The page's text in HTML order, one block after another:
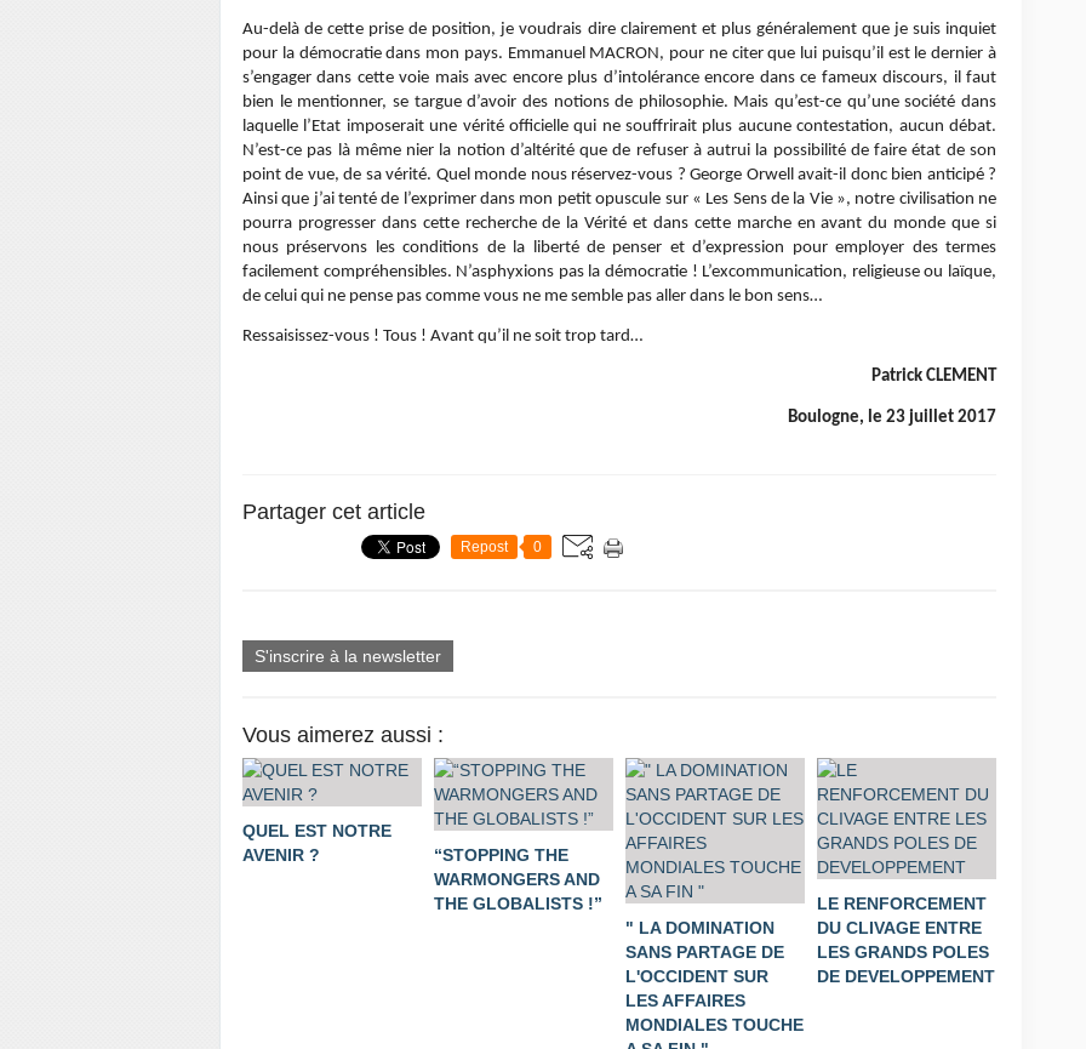
Au-delà de cette prise de position, je voudrais dire clairement et plus généralement que je suis inquiet
pour la démocratie dans mon pays. Emmanuel MACRON, pour ne citer que lui puisqu’il est le dernier à
s’engager dans cette voie mais avec encore plus d’intolérance encore dans ce fameux discours, il faut
bien le mentionner, se targue d’avoir des notions de philosophie. Mais qu’est-ce qu’une société dans
laquelle l’Etat imposerait une vérité officielle qui ne souffrirait plus aucune contestation, aucun débat.
N’est-ce pas là même nier la notion d’altérité que de refuser à autrui la possibilité de faire état de son
point de vue, de sa vérité. Quel monde nous réservez-vous ? George Orwell avait-il donc bien anticipé ?
Ainsi que j’ai tenté de l’exprimer dans mon petit opuscule sur « Les Sens de la Vie », notre civilisation ne
pourra progresser dans cette recherche de la Vérité et dans cette marche en avant du monde que si
nous préservons les conditions de la liberté de penser et d’expression pour employer des termes
facilement compréhensibles. N’asphyxions pas la démocratie ! L’excommunication, religieuse ou laïque,
de celui qui ne pense pas comme vous ne me semble pas aller dans le bon sens…
Ressaisissez-vous ! Tous ! Avant qu’il ne soit trop tard…
Patrick CLEMENT
Boulogne, le 23 juillet 2017
Partager cet article
Repost 0
S'inscrire à la newsletter
Vous aimerez aussi :
QUEL EST NOTRE
AVENIR ?
“STOPPING THE
WARMONGERS AND
THE GLOBALISTS !”
" LA DOMINATION
SANS PARTAGE DE
L'OCCIDENT SUR
LES AFFAIRES
MONDIALES TOUCHE
LE RENFORCEMENT
DU CLIVAGE ENTRE
LES GRANDS POLES
DE DEVELOPPEMENT